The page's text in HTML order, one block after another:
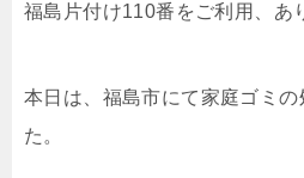
福島片付け110番をご利用、あ
本日は、福島市にて家庭ゴミ
た。